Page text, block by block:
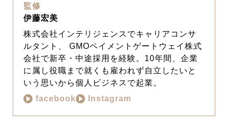
監修
伊藤宏美
株式会社インテリジェンスでキャリアコンサ
ルタント、 GMOペイメントゲートウェイ株式
会社で新卒・中途採用を経験。10年間、企業
に属し役職まで就くも雇われず自立したいと
いう思いから個人ビジネスで起業。
facebook Instagram